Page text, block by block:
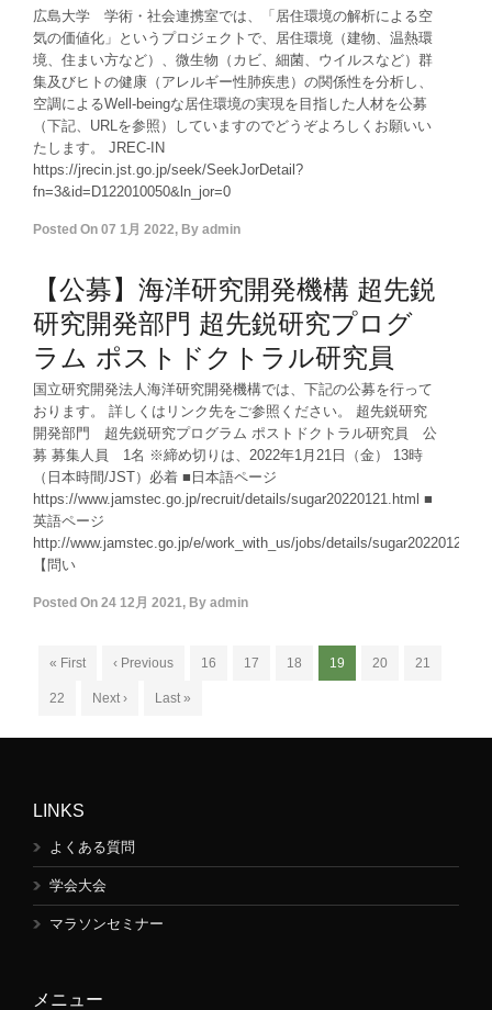
広島大学 学術・社会連携室では、「居住環境の解析による空
気の価値化」というプロジェクトで、居住環境（建物、温熱環
境、住まい方など）、微生物（カビ、細菌、ウイルスなど）群
集及びヒトの健康（アレルギー性肺疾患）の関係性を分析し、
空調によるWell-beingな居住環境の実現を目指した人材を公募
（下記、URLを参照）していますのでどうぞよろしくお願いい
たします。 JREC-IN
https://jrecin.jst.go.jp/seek/SeekJorDetail?
fn=3&id=D122010050&ln_jor=0
Posted On 07 1月 2022, By admin
【公募】海洋研究開発機構 超先鋭
研究開発部門 超先鋭研究プログ
ラム ポストドクトラル研究員
国立研究開発法人海洋研究開発機構では、下記の公募を行って
おります。 詳しくはリンク先をご参照ください。 超先鋭研究
開発部門 超先鋭研究プログラム ポストドクトラル研究員 公
募 募集人員 1名 ※締め切りは、2022年1月21日（金） 13時
（日本時間/JST）必着 ■日本語ページ
https://www.jamstec.go.jp/recruit/details/sugar20220121.html ■
英語ページ
http://www.jamstec.go.jp/e/work_with_us/jobs/details/
【問い
Posted On 24 12月 2021, By admin
« First ‹ Previous 16 17 18 19 20 21
22 Next › Last »
LINKS
よくある質問
学会大会
マラソンセミナー
メニュー